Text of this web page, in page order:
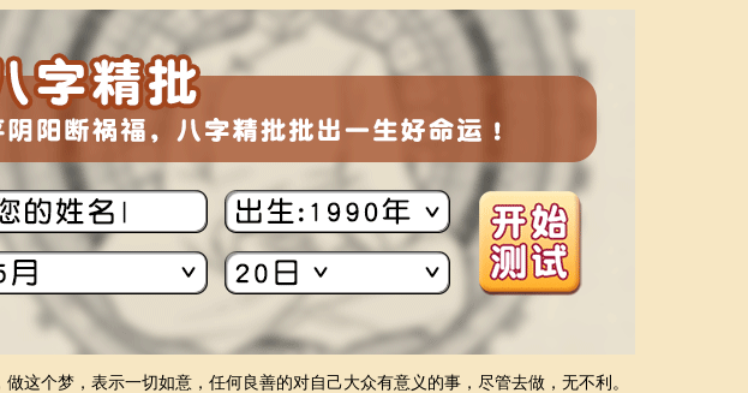
这个梦，表示一切如意，任何良善的对自己大众有意义的事，尽管去做，无不利。